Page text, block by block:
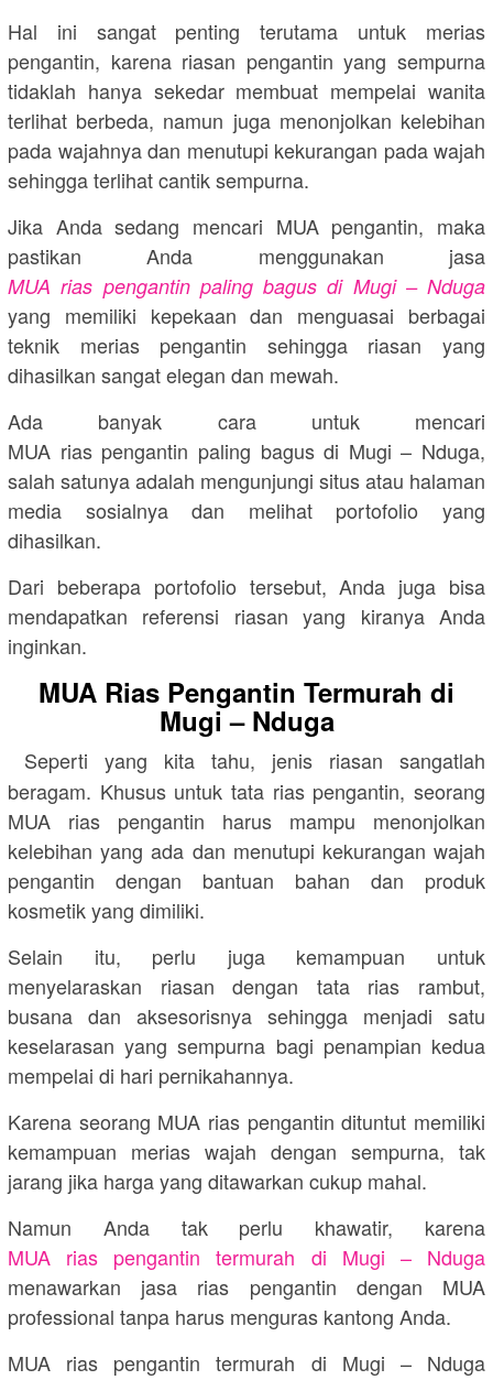
Hal ini sangat penting terutama untuk merias
pengantin, karena riasan pengantin yang sempurna
tidaklah hanya sekedar membuat mempelai wanita
terlihat berbeda, namun juga menonjolkan kelebihan
pada wajahnya dan menutupi kekurangan pada wajah
sehingga terlihat cantik sempurna.
Jika Anda sedang mencari MUA pengantin, maka
pastikan Anda menggunakan jasa
MUA rias pengantin paling bagus di Mugi – Nduga
yang memiliki kepekaan dan menguasai berbagai
teknik merias pengantin sehingga riasan yang
dihasilkan sangat elegan dan mewah.
Ada banyak cara untuk mencari
MUA rias pengantin paling bagus di Mugi – Nduga,
salah satunya adalah mengunjungi situs atau halaman
media sosialnya dan melihat portofolio yang
dihasilkan.
Dari beberapa portofolio tersebut, Anda juga bisa
mendapatkan referensi riasan yang kiranya Anda
inginkan.
MUA Rias Pengantin Termurah di
Mugi – Nduga
Seperti yang kita tahu, jenis riasan sangatlah
beragam. Khusus untuk tata rias pengantin, seorang
MUA rias pengantin harus mampu menonjolkan
kelebihan yang ada dan menutupi kekurangan wajah
pengantin dengan bantuan bahan dan produk
kosmetik yang dimiliki.
Selain itu, perlu juga kemampuan untuk
menyelaraskan riasan dengan tata rias rambut,
busana dan aksesorisnya sehingga menjadi satu
keselarasan yang sempurna bagi penampian kedua
mempelai di hari pernikahannya.
Karena seorang MUA rias pengantin dituntut memiliki
kemampuan merias wajah dengan sempurna, tak
jarang jika harga yang ditawarkan cukup mahal.
Namun Anda tak perlu khawatir, karena
MUA rias pengantin termurah di Mugi – Nduga
menawarkan jasa rias pengantin dengan MUA
professional tanpa harus menguras kantong Anda.
MUA rias pengantin termurah di Mugi – Nduga